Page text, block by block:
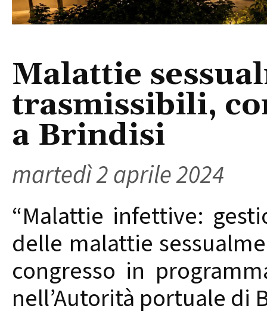
Malattie
trasmissibili,
a Brindisi
martedì 2 aprile 2024
“Malattie infettive:
delle malattie
congresso in
nell’Autorità portuale di